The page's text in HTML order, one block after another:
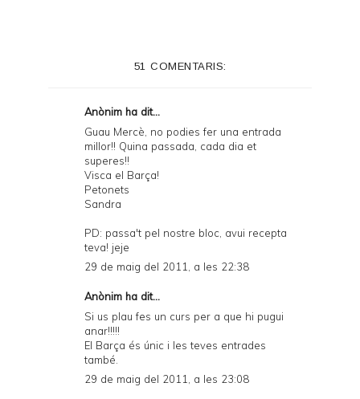
51 COMENTARIS:
Anònim ha dit...
Guau Mercè, no podies fer una entrada
millor!! Quina passada, cada dia et
superes!!
Visca el Barça!
Petonets
Sandra
PD: passa't pel nostre bloc, avui recepta
teva! jeje
29 de maig del 2011, a les 22:38
Anònim ha dit...
Si us plau fes un curs per a que hi pugui
anar!!!!!
El Barça és únic i les teves entrades
també.
29 de maig del 2011, a les 23:08